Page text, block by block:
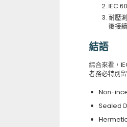
IEC
耐壓
後接
結語
綜合來看，
者務必特別
Non-
Sealed